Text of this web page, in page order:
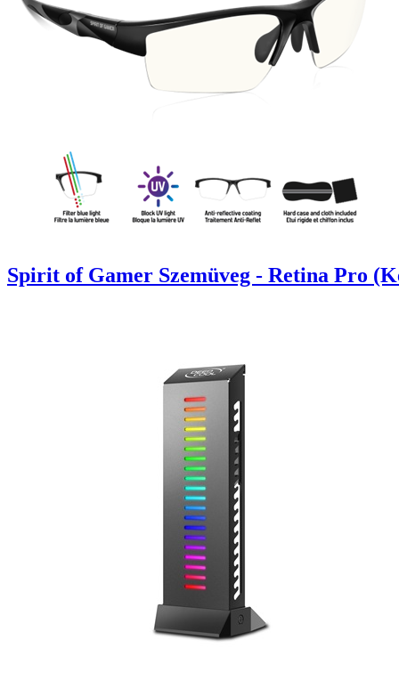
Spirit of Gamer Szemüveg - Retina Pro